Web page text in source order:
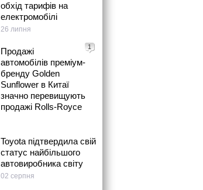
обхід тарифів на
електромобілі
26 липня
1
Продажі
автомобілів преміум-
бренду Golden
Sunflower в Китаї
значно перевищують
продажі Rolls-Royce
Toyota підтвердила свій
статус найбільшого
автовиробника світу
02 серпня